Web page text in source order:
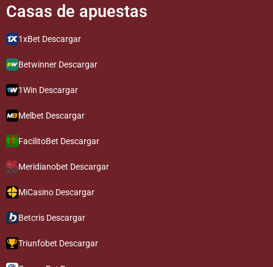
Casas de apuestas​​​​​
1xBet Descargar
Betwinner Descargar
1Win Descargar
Melbet Descargar
FacilitoBet Descargar
Meridianobet Descargar
MiCasino Descargar
Betcris Descargar
Triunfobet Descargar